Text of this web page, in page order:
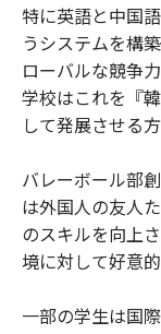
特に英語と中国
うシステムを構
ローバルな競争
学校はこれを『
して発展させる
バレーボール部
は外国人の友人
のスキルを向上
境に対して好意
一部の学生は国